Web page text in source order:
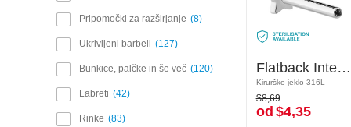
Pripomočki za razširjanje 8
Ukrivljeni barbeli 127
Bunkice, palčke in še več 120
Labreti 42
Rinke 83
Flatback Internally Threaded Labret Pin (surgical steel, silver, shiny finish)
Kirurško jeklo 316L
$8,69
od$4,35
Flatback Internally Threaded Labret Pin (surgical steel, silver, shiny finish)
Kirurško jeklo 316L
$8,69
od $4,35